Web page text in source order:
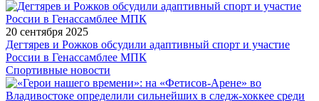
20 сентября 2025
Дегтярев и Рожков обсудили адаптивный спорт и участие
России в Генассамблее МПК
Спортивные новости